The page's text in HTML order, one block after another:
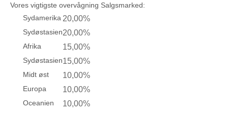
Vores vigtigste overvågning Salgsmarked:
Sydamerika 20,00%
Sydøstasien20,00%
Afrika 15,00%
Sydøstasien15,00%
Midt øst 10,00%
Europa 10,00%
Oceanien 10,00%